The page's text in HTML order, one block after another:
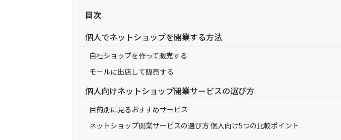
目次
個人でネットショップを開業する方法
自社ショップを作って販売する
モールに出店して販売する
個人向けネットショップ開業サービスの選び方
目的別に見るおすすめサービス
ネットショップ開業サービスの選び方 個人向け5つの比較ポイント